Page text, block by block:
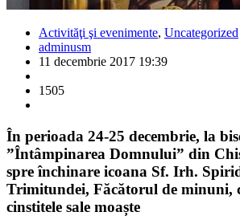
Activităţi şi evenimente, Uncategorized
adminusm
11 decembrie 2017 19:39
1505
În perioada 24-25 decembrie, la
”Întâmpinarea Domnului” din
spre închinare icoana Sf. Irh.
Trimitundei, Făcătorul de minuni,
cinstitele sale moaște